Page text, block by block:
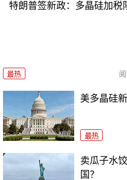
特朗普签新政：多晶硅加税
最热
美多晶硅
最热
卖瓜子水
国？